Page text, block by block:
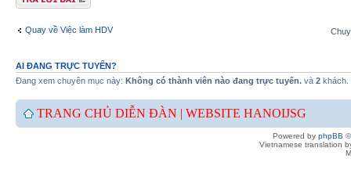
Quay về Việc làm HDV
AI ĐANG TRỰC TUYẾN?
Đang xem chuyên mục này: Không có thành viên nào đang trực tuyến. và 2 khách.
TRANG CHỦ DIỄN ĐÀN | WEBSITE HANOIJSG
Powered by phpBB
Vietnamese translation